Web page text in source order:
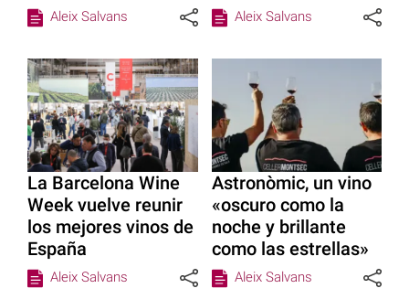
Aleix Salvans Aleix Salvans
La Barcelona Wine
Week vuelve reunir
los mejores vinos de
España
Aleix Salvans
Astronòmic, un vino
«oscuro como la
noche y brillante
como las estrellas»
Aleix Salvans